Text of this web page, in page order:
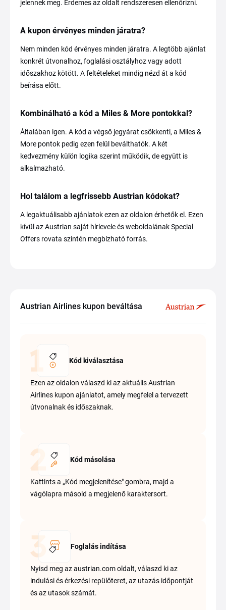
jelennek meg. Érdemes az oldalt rendszeresen ellenőrizni.
A kupon érvényes minden járatra?
Nem minden kód érvényes minden járatra. A legtöbb ajánlat
konkrét útvonalhoz, foglalási osztályhoz vagy adott
időszakhoz kötött. A feltételeket mindig nézd át a kód
beírása előtt.
Kombinálható a kód a Miles & More pontokkal?
Általában igen. A kód a végső jegyárat csökkenti, a Miles &
More pontok pedig ezen felül beválthatók. A két
kedvezmény külön logika szerint működik, de együtt is
alkalmazható.
Hol találom a legfrissebb Austrian kódokat?
A legaktuálisabb ajánlatok ezen az oldalon érhetők el. Ezen
kívül az Austrian saját hírlevele és weboldalának Special
Offers rovata szintén megbízható forrás.
Austrian Airlines kupon beváltása
Kód kiválasztása
Ezen az oldalon válaszd ki az aktuális Austrian
Airlines kupon ajánlatot, amely megfelel a tervezett
útvonalnak és időszaknak.
Kód másolása
Kattints a „Kód megjelenítése" gombra, majd a
vágólapra másold a megjelenő karaktersort.
Foglalás indítása
Nyisd meg az austrian.com oldalt, válaszd ki az
indulási és érkezési repülőteret, az utazás időpontját
és az utasok számát.